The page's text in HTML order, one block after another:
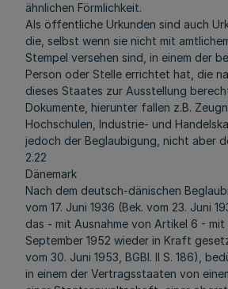
ähnlichen Förmlichkeit.
Als öffentliche Urkunden sind auch
die, selbst wenn sie nicht mit
Stempel versehen sind, in einem der
Person oder Stelle errichtet hat, die
dieses Staates zur Ausstellung
Dokumente, hierunter fallen z.B.
Hochschulen, Industrie- und
jedoch der Beglaubigung, nicht aber
2.22
Dänemark
Nach dem deutsch-dänischen
vom 17. Juni 1936 (Bek. vom 23. Juni
das - mit Ausnahme von Artikel 6 - mit
September 1952 wieder in Kraft
vom 30. Juni 1953, BGBl. II S. 186),
in einem der Vertragsstaaten von